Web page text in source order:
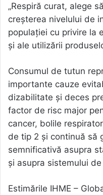
„Respiră curat, alege
creșterea nivelului de
populației cu privire la
și ale utilizării
Consumul de tutun
importante cauze
dizabilitate și deces
factor de risc major
cancer, bolile
de tip 2 și continuă să
semnificativă asupra
și asupra sistemului
Estimările IHME –